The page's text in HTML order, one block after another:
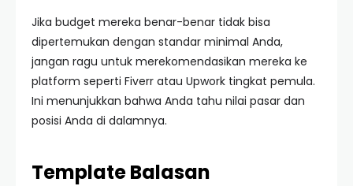
Jika budget mereka benar-benar tidak bisa
dipertemukan dengan standar minimal Anda,
jangan ragu untuk merekomendasikan mereka ke
platform seperti Fiverr atau Upwork tingkat pemula.
Ini menunjukkan bahwa Anda tahu nilai pasar dan
posisi Anda di dalamnya.
Template Balasan